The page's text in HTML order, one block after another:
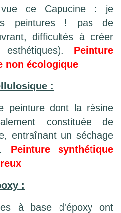
de Capucine : je
peintures ! pas de
difficultés à créer
Peinture
non écologique
:
peinture dont la résine
constituée de
entraînant un séchage
Peinture synthétique
:
à base d'époxy ont